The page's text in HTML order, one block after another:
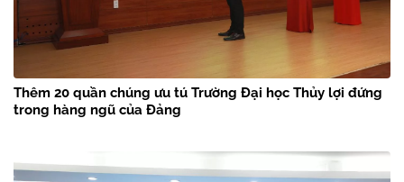
Thêm 20 quần chúng ưu tú Trường Đại học Thủy lợi đứng
trong hàng ngũ của Đảng